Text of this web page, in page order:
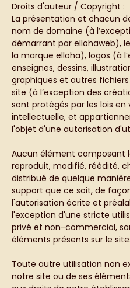
Droits d'auteur / Copyright :
La présentation et chacun
nom de domaine (à
démarrant par ellohaweb),
la marque elloha), logos (à
enseignes, dessins,
graphiques et autres
site (à l’exception des
sont protégés par les lois en
intellectuelle, et
l'objet d'une autorisation
Aucun élément composant
reproduit, modifié, réédité,
distribué de quelque
support que ce soit, de
l'autorisation écrite et
l'exception d'une stricte
privé et non-commercial,
éléments présents sur le site.
Toute autre utilisation non
notre site ou de ses